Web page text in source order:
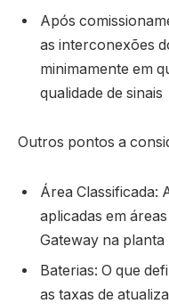
Após
as interconexões
minimamente em
qualidade de sinais
Outros pontos a
Área Classificada:
aplicadas em
Gateway na planta
Baterias: O que
as taxas de